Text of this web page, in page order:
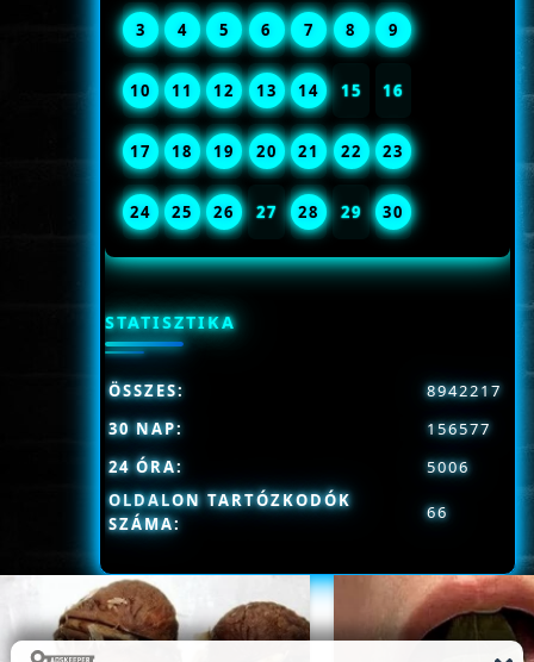
3 4 5 6 7 8 9
10 11 12 13 14 15 16
17 18 19 20 21 22 23
24 25 26 27 28 29 30
STATISZTIKA
OLDALON TARTÓZKODÓK
SZÁMA:
66
ÖSSZES:
8942217
30 NAP:
156577
24 ÓRA:
5006